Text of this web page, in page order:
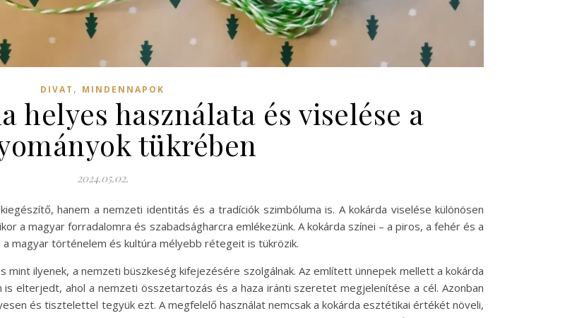
DIVAT , MINDENNAPOK
helyes használata és viselése a
tükrében
2024.05.02.
hanem a nemzeti identitás és a tradíciók szimbóluma is. A kokárda viselése különösen
a magyar forradalomra és szabadságharcra emlékezünk. A kokárda színei – a piros, a fehér és a
magyar történelem és kultúra mélyebb rétegeit is tükrözik.
mint ilyenek, a nemzeti büszkeség kifejezésére szolgálnak. Az említett ünnepek mellett a kokárda
elterjedt, ahol a nemzeti összetartozás és a haza iránti szeretet megjelenítése a cél. Azonban
és tisztelettel tegyük ezt. A megfelelő használat nemcsak a kokárda esztétikai értékét növeli,